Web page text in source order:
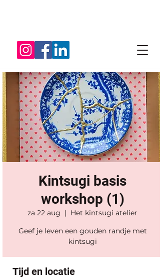
Kintsugi basis
workshop (1)
za 22 aug
  |
Het kintsugi atelier
Geef je leven een gouden randje met
kintsugi
Tijd en locatie